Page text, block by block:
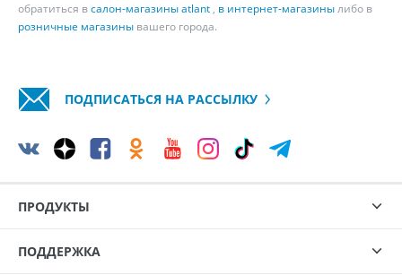
обратиться всалон-магазины atlant , в интернет-магазинылибо в
розничные магазины вашего города.
ПОДПИСАТЬСЯ НА РАССЫЛКУ
ПРОДУКТЫ
ПОДДЕРЖКА